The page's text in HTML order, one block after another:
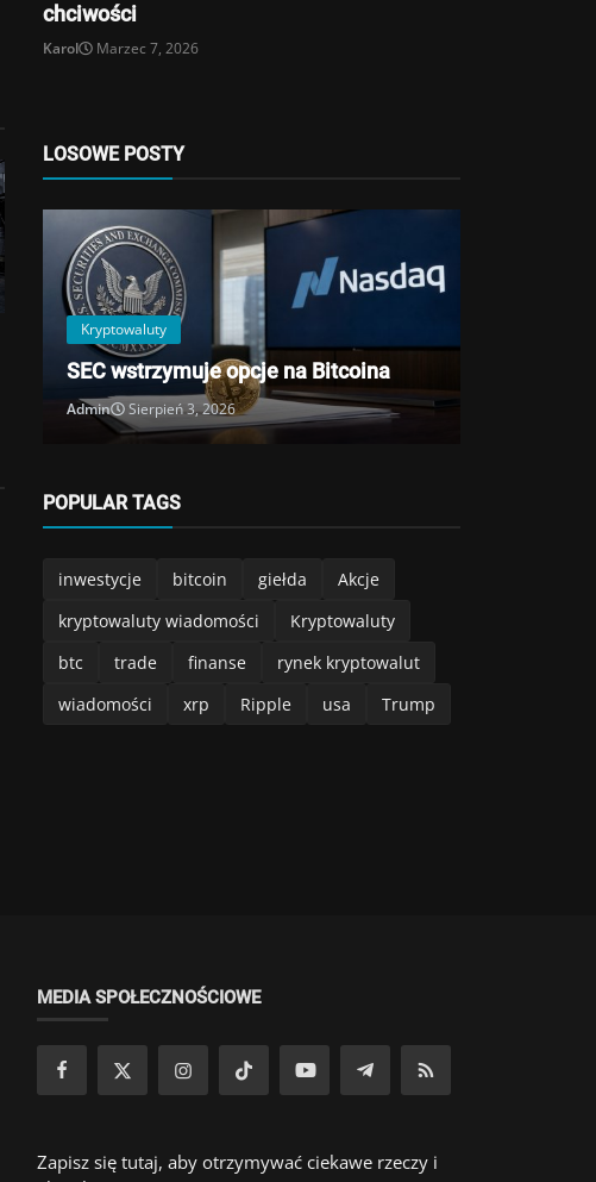
chciwości
Karol Marzec 7, 2026
LOSOWE POSTY
Kryptowaluty
SEC wstrzymuje opcje na Bitcoina
Admin Sierpień 3, 2026
POPULAR TAGS
inwestycje bitcoin giełda
Akcje
kryptowaluty wiadomości
Kryptowaluty
btc
trade finanse
rynek kryptowalut
wiadomości
xrp Ripple usa Trump
MEDIA SPOŁECZNOŚCIOWE
Zapisz się tutaj, aby otrzymywać ciekawe rzeczy i